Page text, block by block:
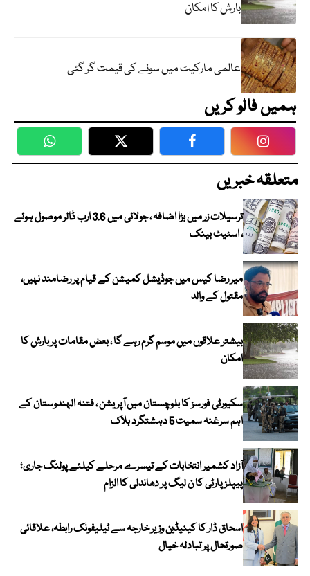
بارش کا امکان
عالمی مارکیٹ میں سونے کی قیمت گر گئی
ہمیں فالو کریں
WhatsApp Twitter Facebook
متعلقہ خبریں
ترسیلات زر میں بڑا اضافہ ، جولائی میں 3.6 ارب ڈالر موصول ہوئے
، اسٹیٹ بینک
میر رضا کیس میں جوڈیشل کمیشن کے قیام پر رضامند نہیں،
مقتول کے والد
بیشتر علاقوں میں موسم گرم رہے گا ، بعض مقامات پر بارش کا
امکان
سکیورٹی فورسز کا بلوچستان میں آپریشن ، فتنہ الہندوستان کے
اہم سرغنہ سمیت 5 دہشتگرد ہلاک
آزاد کشمیر انتخابات کے تیسرے مرحلے کیلئے پولنگ جاری؛
پیپلز پارٹی کا ن لیگ پر دھاندلی کا الزام
اسحاق ڈار کا کینیڈین وزیر خارجہ سے ٹیلیفونک رابطہ، علاقائی
صورتحال پر تبادلہ خیال